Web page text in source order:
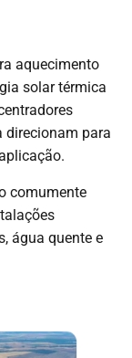
aquecimento
solar térmica
direcionam para
comumente
água quente e